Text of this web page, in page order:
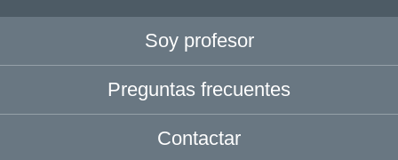
Soy profesor
Preguntas frecuentes
Contactar